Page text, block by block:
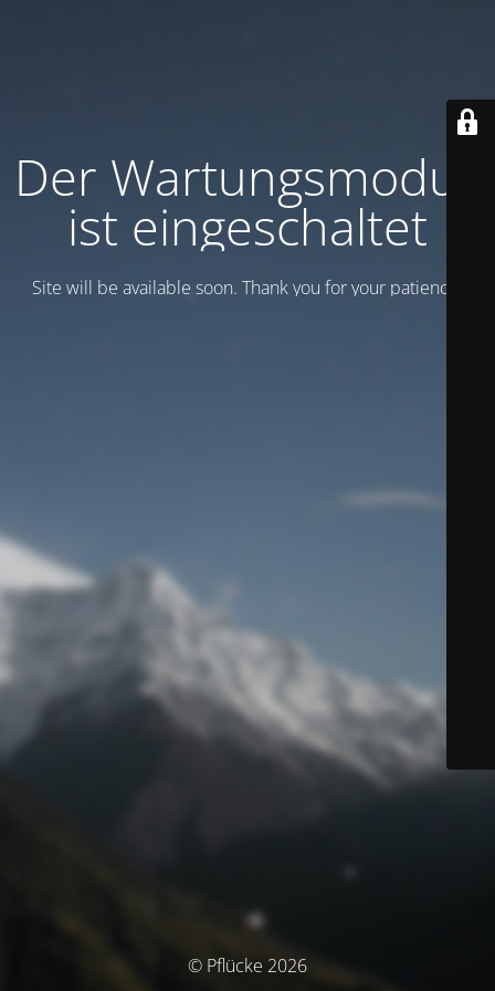
Der Wartungsmodus
ist eingeschaltet
Site will be available soon. Thank you for your patience!
© Pflücke 2026